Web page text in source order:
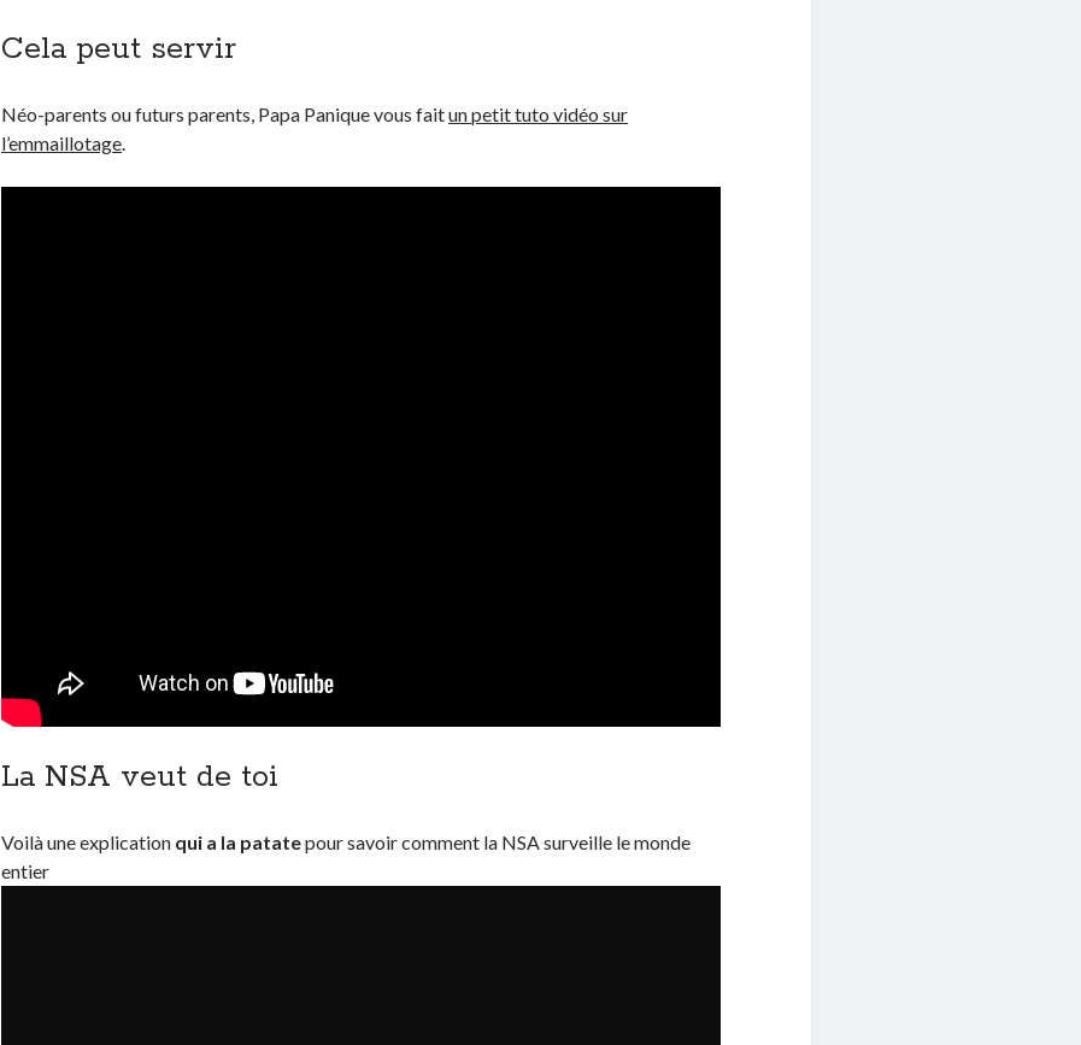
Cela peut servir
Néo-parents ou futurs parents, Papa Panique vous faitun petit tuto vidéo sur
l’emmaillotage.
La NSA veut de toi
Voilà une explication qui a la patatepour savoir comment la NSA surveille le monde
entier